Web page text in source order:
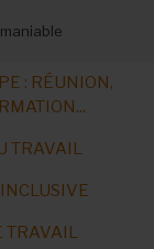
congé
partiel
volontaires
: RÉUNION,
: les obligations
efficaces
d'équipe
TRAVAIL
et traumatismes
le travail
générations
TRAVAIL